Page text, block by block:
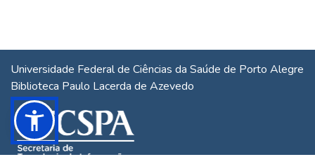
Universidade Federal de Ciências da Saúde de Porto Alegre
Biblioteca Paulo Lacerda de Azevedo